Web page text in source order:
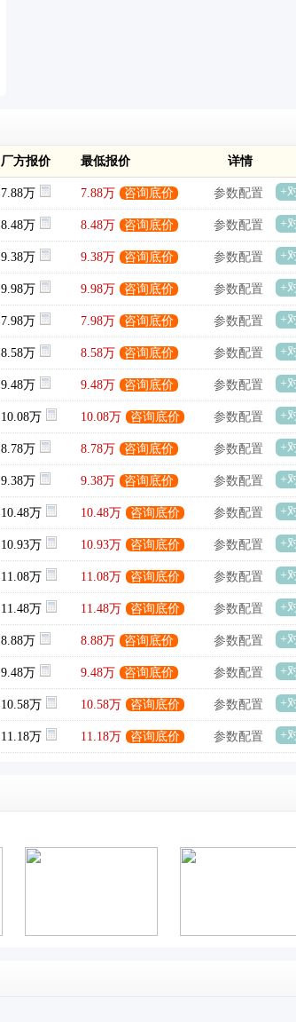
厂方报价 最低报价 详情
7.88万 7.88万 咨询底价 参数配置 +
8.48万 8.48万 咨询底价 参数配置 +
9.38万 9.38万 咨询底价 参数配置 +
9.98万 9.98万 咨询底价 参数配置 +
7.98万 7.98万 咨询底价 参数配置 +
8.58万 8.58万 咨询底价 参数配置 +
9.48万 9.48万 咨询底价 参数配置 +
10.08万 10.08万 咨询底价 参数配置 +
8.78万 8.78万 咨询底价 参数配置 +
9.38万 9.38万 咨询底价 参数配置 +
10.48万 10.48万 咨询底价 参数配置 +
10.93万 10.93万 咨询底价 参数配置 +
11.08万 11.08万 咨询底价 参数配置 +
11.48万 11.48万 咨询底价 参数配置 +
8.88万 8.88万 咨询底价 参数配置 +
9.48万 9.48万 咨询底价 参数配置 +
10.58万 10.58万 咨询底价 参数配置 +
11.18万 11.18万 咨询底价 参数配置 +